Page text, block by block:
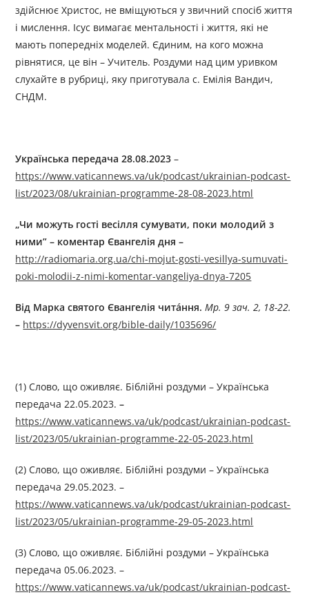
здійснює Христос, не вміщуються у звичний спосіб життя
і мислення. Ісус вимагає ментальності і життя, які не
мають попередніх моделей. Єдиним, на кого можна
рівнятися, це він – Учитель. Роздуми над цим уривком
слухайте в рубриці, яку приготувала с. Емілія Вандич,
СНДМ.
Українська передача 28.08.2023 –
https://www.vaticannews.va/uk/podcast/ukrainian-podcast-
list/2023/08/ukrainian-programme-28-08-2023.html
„Чи можуть гості весілля сумувати, поки молодий з
ними” – коментар Євангелія дня –
http://radiomaria.org.ua/chi-mojut-gosti-vesillya-sumuvati-
poki-molodii-z-nimi-komentar-vangeliya-dnya-7205
Від Марка святого Євангелія читáння. Мр. 9 зач. 2, 18-22.
– https://dyvensvit.org/bible-daily/1035696/
(1) Слово, що оживляє. Біблійні роздуми – Українська
передача 22.05.2023.–
https://www.vaticannews.va/uk/podcast/ukrainian-podcast-
list/2023/05/ukrainian-programme-22-05-2023.html
(2) Слово, що оживляє. Біблійні роздуми – Українська
передача 29.05.2023. –
https://www.vaticannews.va/uk/podcast/ukrainian-podcast-
list/2023/05/ukrainian-programme-29-05-2023.html
(3) Слово, що оживляє. Біблійні роздуми – Українська
передача 05.06.2023. –
https://www.vaticannews.va/uk/podcast/ukrainian-podcast-